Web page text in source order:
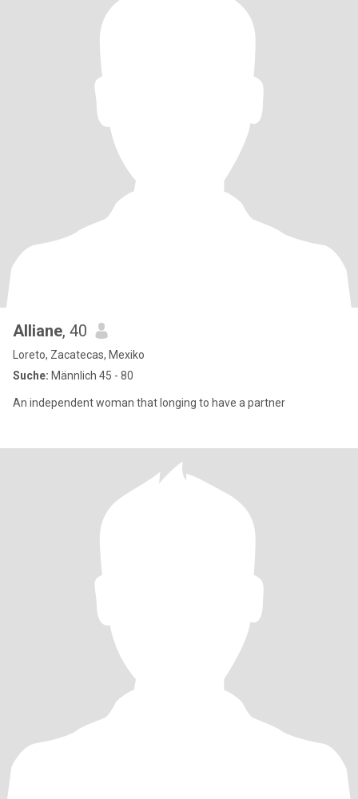
Alliane, 40
Loreto, Zacatecas, Mexiko
Suche: Männlich 45 - 80
An independent woman that longing to have a partner